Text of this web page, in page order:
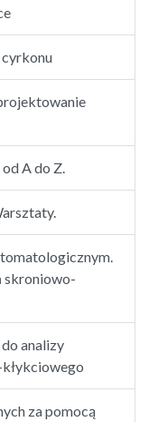
A do Z.
skroniowo-
analizy
za pomocą